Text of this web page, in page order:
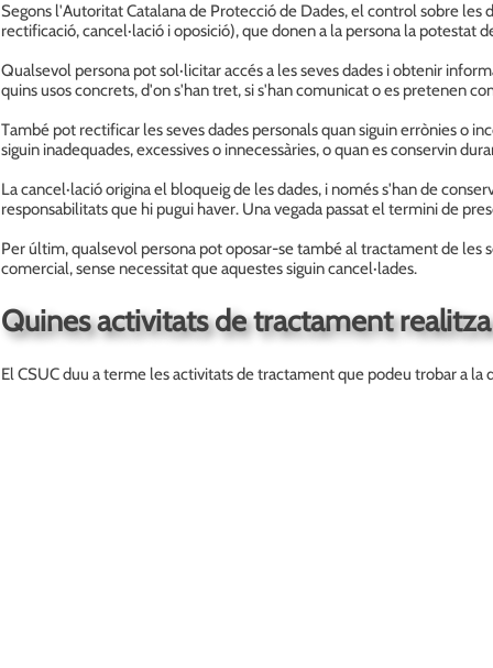
Segons l'Autoritat Catalana de Protecció de Dades, el control sobre les
rectificació, cancel·lació i oposició), que donen a la persona la
Qualsevol persona pot sol·licitar accés a les seves dades i obtenir
quins usos concrets, d'on s'han tret, si s'han comunicat o es pretenen
També pot rectificar les seves dades personals quan siguin errònies o
siguin inadequades, excessives o innecessàries, o quan es conservin
La cancel·lació origina el bloqueig de les dades, i només s'han de
responsabilitats que hi pugui haver. Una vegada passat el termini de
Per últim, qualsevol persona pot oposar-se també al tractament de les
comercial, sense necessitat que aquestes siguin cancel·lades.
Quines activitats de tractament
El CSUC duu a terme les activitats de tractament que podeu trobar a